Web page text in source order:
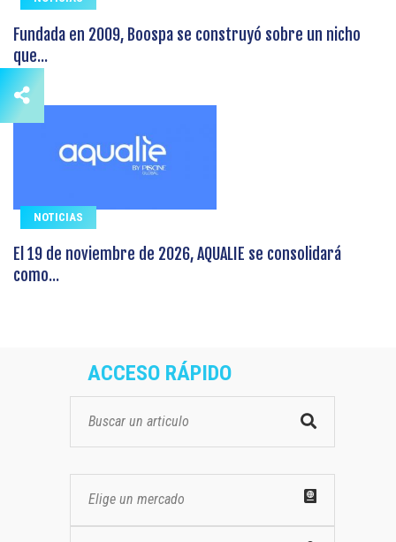
Fundada en 2009, Boospa se construyó sobre un nicho
que...
NOTICIAS
El 19 de noviembre de 2026, AQUALIE se consolidará
como...
ACCESO RÁPIDO
Elige un mercado